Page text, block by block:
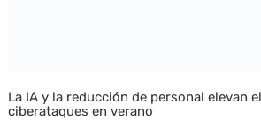
La IA y la reducción de personal elevan
ciberataques en verano